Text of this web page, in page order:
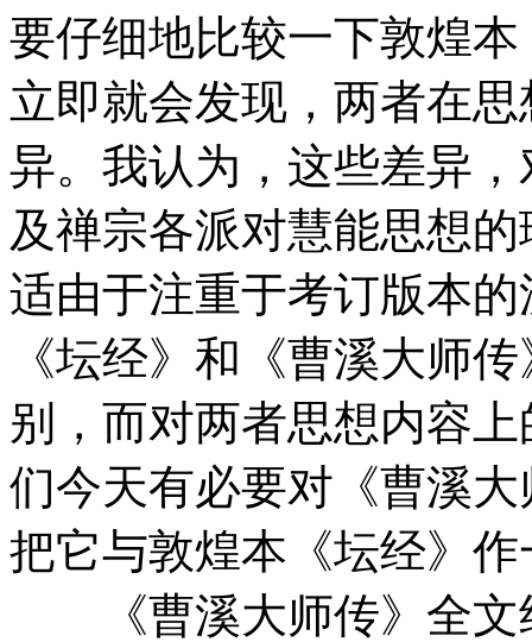
要仔细地比较一下敦煌
立即就会发现，两者在
异。我认为，这些差异
及禅宗各派对慧能思想
适由于注重于考订版本
《坛经》和《曹溪大师
别，而对两者思想内容
们今天有必要对《曹溪
把它与敦煌本《坛经》
《曹溪大师传》全文